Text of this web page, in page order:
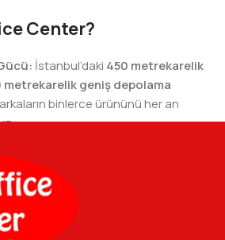
Center?
İstanbul’daki 450 metrekarelik
metrekarelik geniş depolama
binlerce ürününü her an
kırtasiye malzemelerinden teknik
hayatınızda ihtiyaç duyduğunuz her
uygun fiyat avantajlarıyla bulmanızı